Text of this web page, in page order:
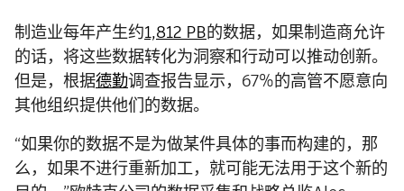
制造业每年产生约1,812 PB的数据，如果制造商允许
的话，将这些数据转化为洞察和行动可以推动创新。
但是，根据德勤调查报告显示，67%的高管不愿意向
其他组织提供他们的数据。
“如果你的数据不是为做某件具体的事而构建的，那
么，如果不进行重新加工，就可能无法用于这个新的